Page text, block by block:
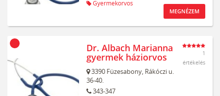
Gyermekorvos
MEGNÉZEM
Dr. Albach Marianna
gyermek háziorvos
3390 Füzesabony, Rákóczi u.
36-40.
343-347
1
értékelés